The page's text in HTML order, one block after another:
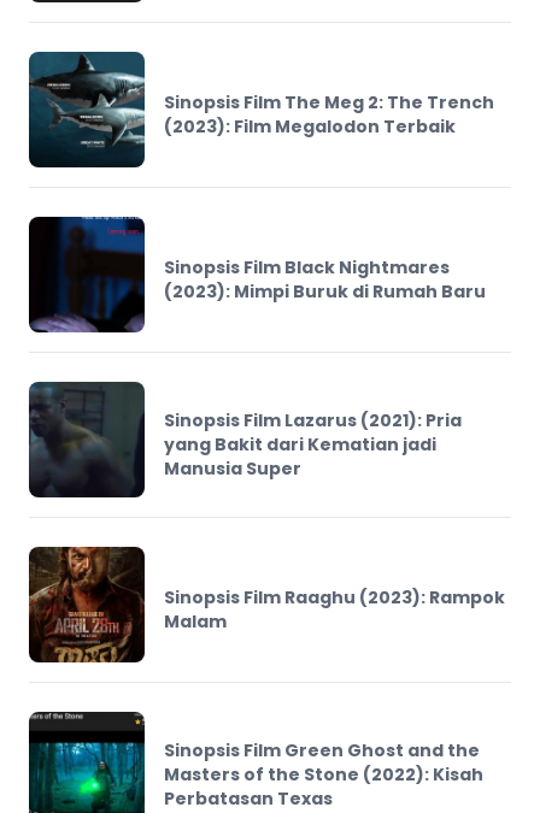
Sinopsis Film The Meg 2: The Trench
(2023): Film Megalodon Terbaik
Sinopsis Film Black Nightmares
(2023): Mimpi Buruk di Rumah Baru
Sinopsis Film Lazarus (2021): Pria
yang Bakit dari Kematian jadi
Manusia Super
Sinopsis Film Raaghu (2023): Rampok
Malam
Sinopsis Film Green Ghost and the
Masters of the Stone (2022): Kisah
Perbatasan Texas